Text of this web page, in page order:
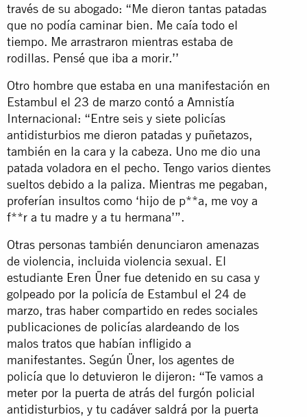
través de su abogado: “Me dieron tantas patadas
que no podía caminar bien. Me caía todo el
tiempo. Me arrastraron mientras estaba de
rodillas. Pensé que iba a morir.’’
Otro hombre que estaba en una manifestación en
Estambul el 23 de marzo contó a Amnistía
Internacional: “Entre seis y siete policías
antidisturbios me dieron patadas y puñetazos,
también en la cara y la cabeza. Uno me dio una
patada voladora en el pecho. Tengo varios dientes
sueltos debido a la paliza. Mientras me pegaban,
proferían insultos como ‘hijo de p**a, me voy a
f**r a tu madre y a tu hermana’”.
Otras personas también denunciaron amenazas
de violencia, incluida violencia sexual. El
estudiante Eren Üner fue detenido en su casa y
golpeado por la policía de Estambul el 24 de
marzo, tras haber compartido en redes sociales
publicaciones de policías alardeando de los
malos tratos que habían infligido a
manifestantes. Según Üner, los agentes de
policía que lo detuvieron le dijeron: “Te vamos a
meter por la puerta de atrás del furgón policial
antidisturbios, y tu cadáver saldrá por la puerta